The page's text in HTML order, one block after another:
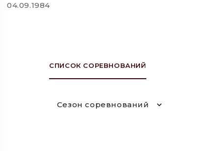
04.09.1984
СПИСОК СОРЕВНОВАНИЙ
Сезон соревнований